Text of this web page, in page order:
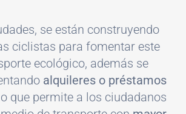
se están construyendo
ciclistas para fomentar este
ecológico, además se
alquileres o préstamos
que permite a los ciudadanos